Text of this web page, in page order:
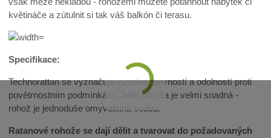
květináče a zútulnit si tak váš balkón či terasu.
Specifikace:
Technorattan se vyznačuje vysokou pevností a odolností proti
povětrnostním podmínkám. Jeho údržba je velmi snadná -
rohož je jednoduše omyvatelná vodou.
Ratanové rohože se dají dělit a tvarovat do požadovaných